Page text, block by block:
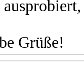
Grüße!